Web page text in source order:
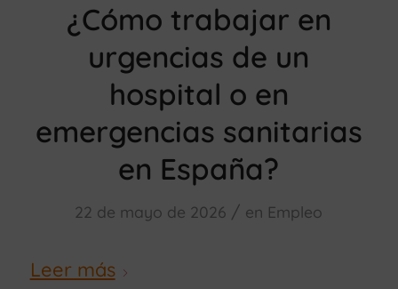
¿Cómo trabajar en
urgencias de un
hospital o en
emergencias sanitarias
en España?
22 de mayo de 2026 / en Empleo
Leer más